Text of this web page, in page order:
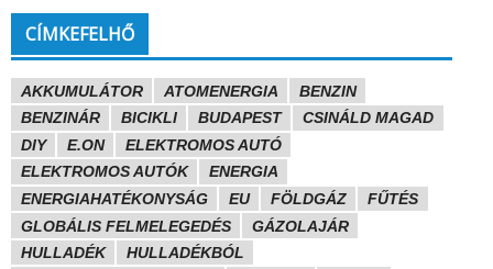
CÍMKEFELHŐ
AKKUMULÁTOR ATOMENERGIA
BENZIN
BENZINÁR
BICIKLI BUDAPEST
CSINÁLD MAGAD
DIY
E.ON
ELEKTROMOS AUTÓ
ELEKTROMOS AUTÓK
ENERGIA
ENERGIAHATÉKONYSÁG
EU FÖLDGÁZ
FŰTÉS
GLOBÁLIS FELMELEGEDÉS
GÁZOLAJÁR
HULLADÉK
HULLADÉKBÓL